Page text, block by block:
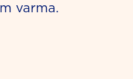
varma.